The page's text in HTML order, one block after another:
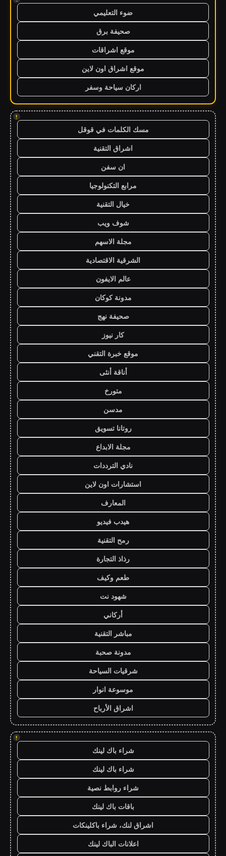
ضوء التعليمي
صحيفة برق
موقع اشراقات
موقع اشراق اون لاين
اركان سياحة وسفر
!
مسك الكلمات في قوقل
اشراق التقنية
ان سفن
مرابع التكنولوجيا
خيال التقنية
شوف ويب
مجلة الاسهم
الشرقية الاقتصادية
عالم الايفون
مدونة كوكان
صحيفة نهج
كار نيوز
موقع خبرة التقني
أناقة أنثى
متورخ
مدسن
روتانا تسويق
مجلة الابداع
نادي الترددات
استشارات اون لاين
المعارف
هيدب فيديو
رمح التقنية
رذاذ التجارة
طعم وكيف
شهود نت
أركاني
مباشر التقنية
مدونة صحبة
شرقيات السياحة
موسوعة انوار
اشراق الأرباح
!
شراء باك لينك
شراء باك لينك
شراء روابط نصية
باقات باك لينك
اشراق لنك، شراء باكلينكات
اعلانات الباك لينك